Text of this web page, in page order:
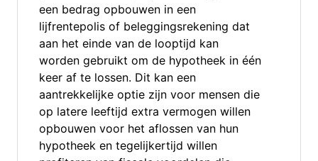
een bedrag opbouwen in een
lijfrentepolis of beleggingsrekening dat
aan het einde van de looptijd kan
worden gebruikt om de hypotheek in één
keer af te lossen. Dit kan een
aantrekkelijke optie zijn voor mensen die
op latere leeftijd extra vermogen willen
opbouwen voor het aflossen van hun
hypotheek en tegelijkertijd willen